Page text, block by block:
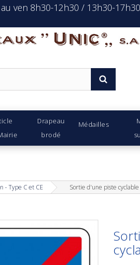
ven 8h30-12h30 / 13h30-17h30
Unic s.a.
Drapeau
brodé
Médailles
- Type C et CE Sortie d'une piste cyclable